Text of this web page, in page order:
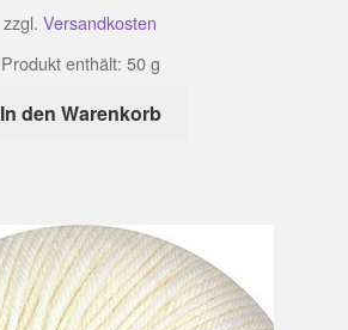
zzgl. Versandkosten
Produkt enthält: 50g
In den Warenkorb